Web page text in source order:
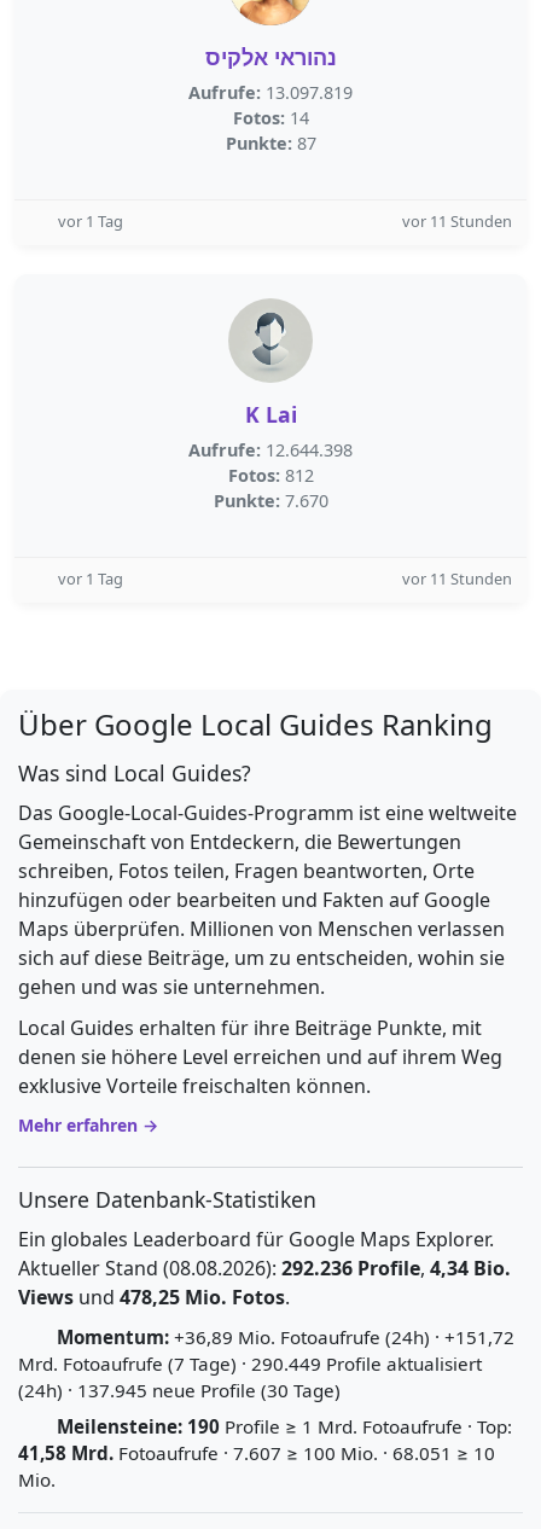
נהוראי אלקיס
Aufrufe: 13.097.819
Fotos: 14
Punkte: 87
vor 1 Tag vor 11 Stunden
K Lai
Aufrufe: 12.644.398
Fotos: 812
Punkte: 7.670
vor 1 Tag vor 11 Stunden
Über Google Local Guides Ranking
Was sind Local Guides?
Das Google-Local-Guides-Programm ist eine weltweite
Gemeinschaft von Entdeckern, die Bewertungen
schreiben, Fotos teilen, Fragen beantworten, Orte
hinzufügen oder bearbeiten und Fakten auf Google
Maps überprüfen. Millionen von Menschen verlassen
sich auf diese Beiträge, um zu entscheiden, wohin sie
gehen und was sie unternehmen.
Local Guides erhalten für ihre Beiträge Punkte, mit
denen sie höhere Level erreichen und auf ihrem Weg
exklusive Vorteile freischalten können.
Mehr erfahren →
Unsere Datenbank-Statistiken
Ein globales Leaderboard für Google Maps Explorer.
Aktueller Stand (08.08.2026): 292.236 Profile, 4,34 Bio.
Views und 478,25 Mio. Fotos.
Momentum: +36,89 Mio. Fotoaufrufe (24h) · +151,72
Mrd. Fotoaufrufe (7 Tage) · 290.449 Profile aktualisiert
(24h) · 137.945 neue Profile (30 Tage)
Meilensteine: 190 Profile ≥ 1 Mrd. Fotoaufrufe · Top:
41,58 Mrd. Fotoaufrufe · 7.607 ≥ 100 Mio. · 68.051 ≥ 10
Mio.